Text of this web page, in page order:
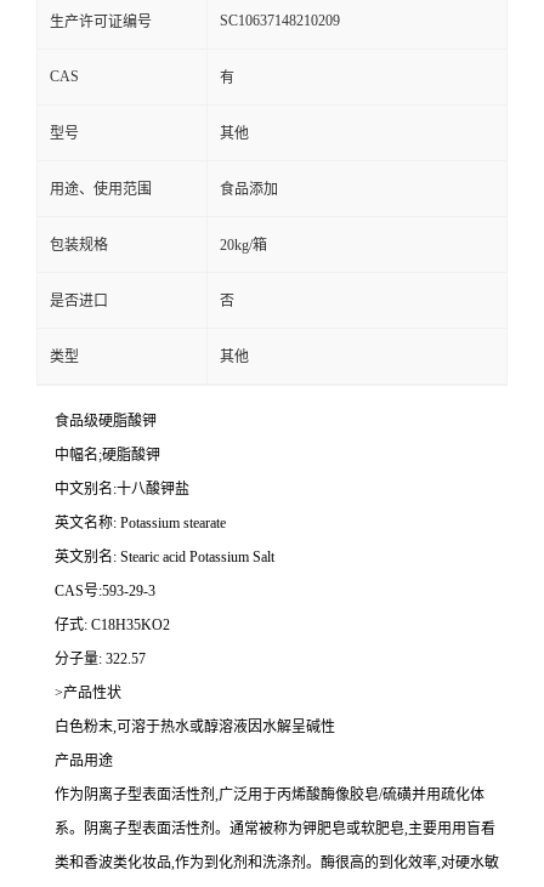
生产许可证编号 SC10637148210209
CAS 有
型号 其他
用途、使用范围 食品添加
包装规格 20kg/箱
是否进口 否
类型 其他
食品级硬脂酸钾
中幅名;硬脂酸钾
中文别名:十八酸钾盐
英文名称: Potassium stearate
英文别名: Stearic acid Potassium Salt
CAS号:593-29-3
仔式: C18H35KO2
分子量: 322.57
>产品性状
白色粉末,可溶于热水或醇溶液因水解呈碱性
产品用途
作为阴离子型表面活性剂,广泛用于丙烯酸酶像胶皂/硫磺并用疏化体
系。阴离子型表面活性剂。通常被称为钾肥皂或软肥皂,主要用用盲看
类和香波类化妆品,作为到化剂和洗涤剂。酶很高的到化效率,对硬水敏